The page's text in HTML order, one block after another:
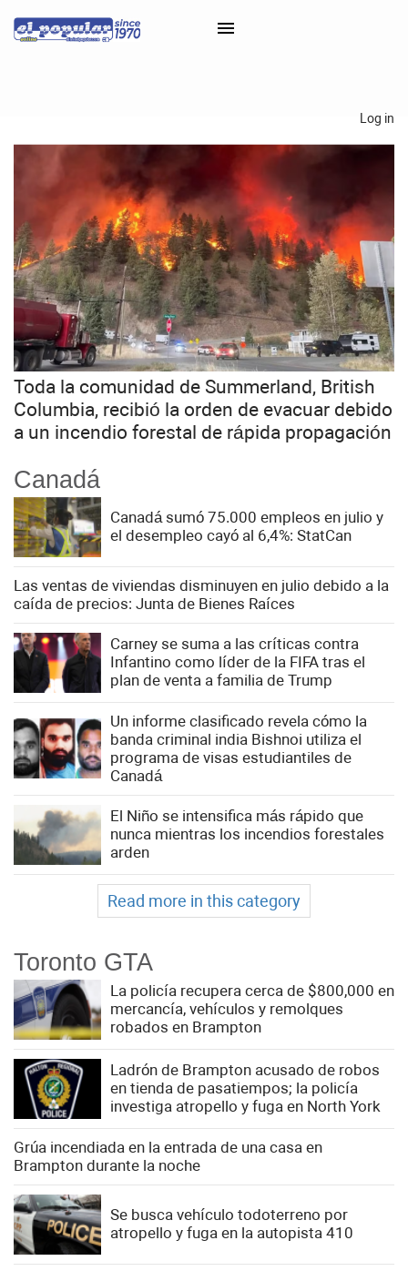
Classifieds
Categorías
Iniciar sesión con Clascal
×
Log in
Toda la comunidad de Summerland, British
Columbia, recibió la orden de evacuar debido
a un incendio forestal de rápida propagación
Canadá
Canadá sumó 75.000 empleos en julio y
el desempleo cayó al 6,4%: StatCan
Las ventas de viviendas disminuyen en julio debido a la
caída de precios: Junta de Bienes Raíces
Carney se suma a las críticas contra
Infantino como líder de la FIFA tras el
plan de venta a familia de Trump
Un informe clasificado revela cómo la
banda criminal india Bishnoi utiliza el
programa de visas estudiantiles de
Canadá
El Niño se intensifica más rápido que
nunca mientras los incendios forestales
arden
Read more in this category
Toronto GTA
La policía recupera cerca de $800,000 en
mercancía, vehículos y remolques
robados en Brampton
Ladrón de Brampton acusado de robos
en tienda de pasatiempos; la policía
investiga atropello y fuga en North York
Grúa incendiada en la entrada de una casa en
Brampton durante la noche
Se busca vehículo todoterreno por
atropello y fuga en la autopista 410